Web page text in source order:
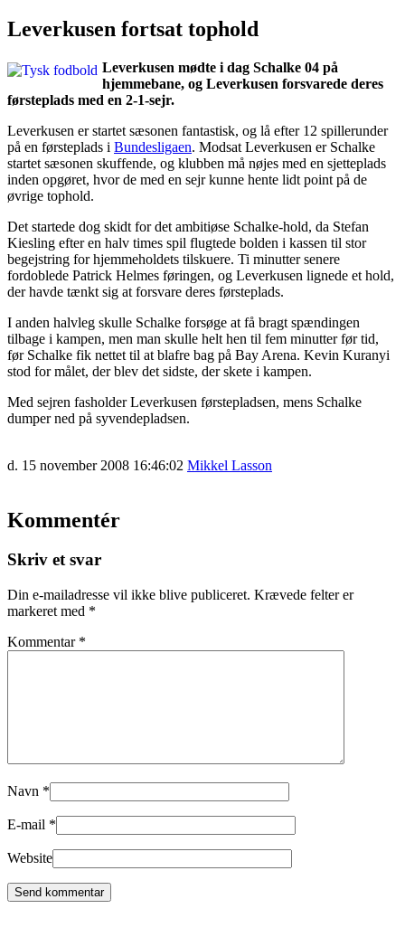
Leverkusen fortsat tophold
Leverkusen mødte i dag Schalke 04 på
hjemmebane, og Leverkusen forsvarede deres
førsteplads med en 2-1-sejr.
Leverkusen er startet sæsonen fantastisk, og lå efter 12 spillerunder
på en førsteplads i Bundesligaen. Modsat Leverkusen er Schalke
startet sæsonen skuffende, og klubben må nøjes med en sjetteplads
inden opgøret, hvor de med en sejr kunne hente lidt point på de
øvrige tophold.
Det startede dog skidt for det ambitiøse Schalke-hold, da Stefan
Kiesling efter en halv times spil flugtede bolden i kassen til stor
begejstring for hjemmeholdets tilskuere. Ti minutter senere
fordoblede Patrick Helmes føringen, og Leverkusen lignede et hold,
der havde tænkt sig at forsvare deres førsteplads.
I anden halvleg skulle Schalke forsøge at få bragt spændingen
tilbage i kampen, men man skulle helt hen til fem minutter før tid,
før Schalke fik nettet til at blafre bag på Bay Arena. Kevin Kuranyi
stod for målet, der blev det sidste, der skete i kampen.
Med sejren fasholder Leverkusen førstepladsen, mens Schalke
dumper ned på syvendepladsen.
d. 15 november 2008 16:46:02 Mikkel Lasson
Kommentér
Skriv et svar
Din e-mailadresse vil ikke blive publiceret. Krævede felter er
markeret med *
Kommentar *
Navn *
E-mail *
Website